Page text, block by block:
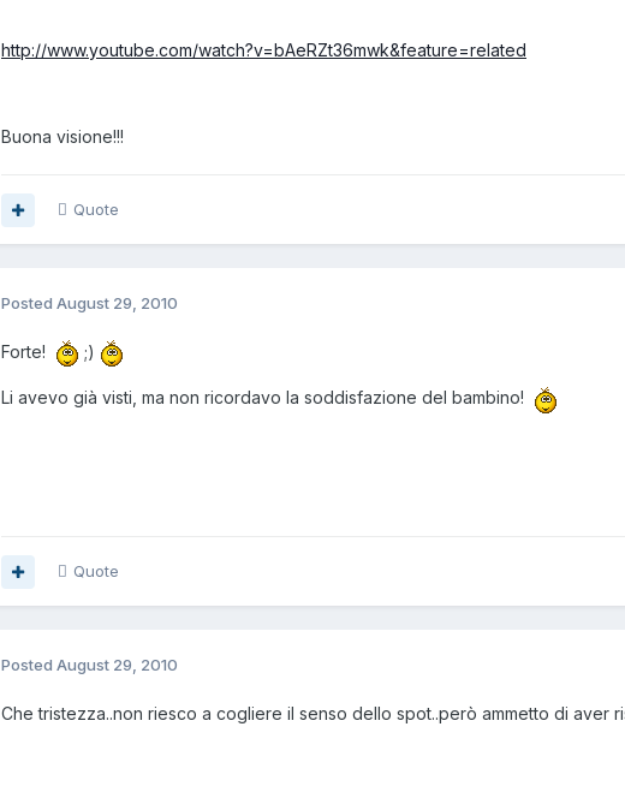
http://www.youtube.com/watch?v=bAeRZt36mwk&feature=related
Buona visione!!!
Quote
Posted August 29, 2010
Forte! ;)
Li avevo già visti, ma non ricordavo la soddisfazione del bambino!
Quote
Posted August 29, 2010
Che tristezza..non riesco a cogliere il senso dello spot..però ammetto di aver